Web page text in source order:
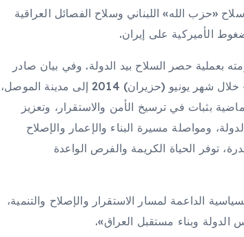
«حزب الله» اللبناني وسلاح الفصائل العراقية
الأميركية على إيران.
بعملية حصر السلاح بيد الدولة. وفي بيان صادر
عن مكتب رئيس الوزراء في مناسبة ذكرى دخول تنظيم «داعش» خلال شهر يونيو (حزيران) 2014 إلى مدينة الموصل،
بثبات في ترسيخ الأمن والاستقرار، وتعزيز
ومواصلة مسيرة البناء والإعمار والإصلاح
توفر الحياة الكريمة والفرص الواعدة
الداعمة لمسار الاستقرار والإصلاح والتنمية،
وبناء مستقبل العراق».